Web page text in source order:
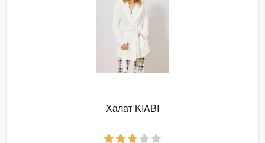
Халат KIABI